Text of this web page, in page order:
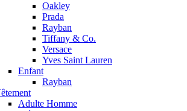
Oakley
Prada
Rayban
Tiffany & Co.
Versace
Yves Saint Lauren
Enfant
Rayban
Adulte Homme